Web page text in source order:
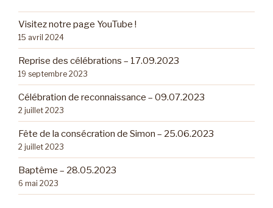
Visitez notre page YouTube !
15 avril 2024
Reprise des célébrations – 17.09.2023
19 septembre 2023
Célébration de reconnaissance – 09.07.2023
2 juillet 2023
Fête de la consécration de Simon – 25.06.2023
2 juillet 2023
Baptême – 28.05.2023
6 mai 2023